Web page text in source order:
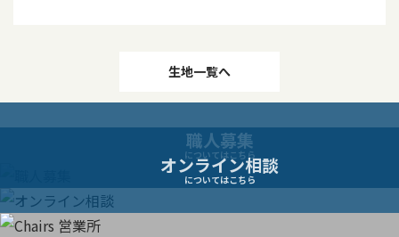
稿
ビ
生地一覧へ
職人募集
についてはこちら
オンライン相談
についてはこちら